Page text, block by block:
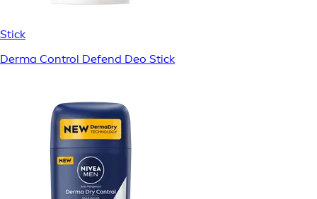
Stick
Derma Control Defend Deo Stick